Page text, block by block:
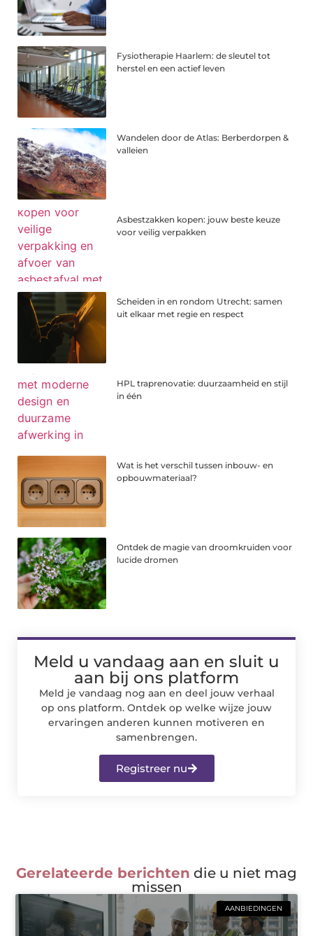
Fysiotherapie Haarlem: de sleutel tot
herstel en een actief leven
Wandelen door de Atlas: Berberdorpen &
valleien
Asbestzakken kopen: jouw beste keuze
voor veilig verpakken
Scheiden in en rondom Utrecht: samen
uit elkaar met regie en respect
HPL traprenovatie: duurzaamheid en stijl
in één
Wat is het verschil tussen inbouw- en
opbouwmateriaal?
Ontdek de magie van droomkruiden voor
lucide dromen
Meld u vandaag aan en sluit u
aan bij ons platform
Meld je vandaag nog aan en deel jouw verhaal
op ons platform. Ontdek op welke wijze jouw
ervaringen anderen kunnen motiveren en
samenbrengen.
Registreer nu
Gerelateerde berichten die u niet mag
missen
AANBIEDINGEN